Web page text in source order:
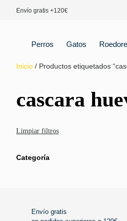
Envío gratis +120€
Perros Gatos
Inicio / Productos etiquetados
cascara
Limpiar filtros
Categoría
Envío gratis